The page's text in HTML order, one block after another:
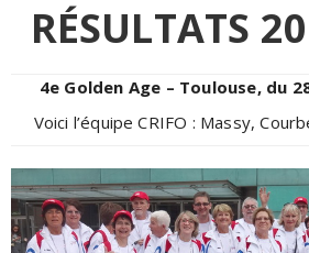
RÉSULTATS
4e Golden Age – Toulouse, du
Voici l’équipe CRIFO : Massy,